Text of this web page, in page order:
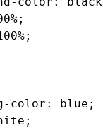
%;
%;
color
: blue ;
;